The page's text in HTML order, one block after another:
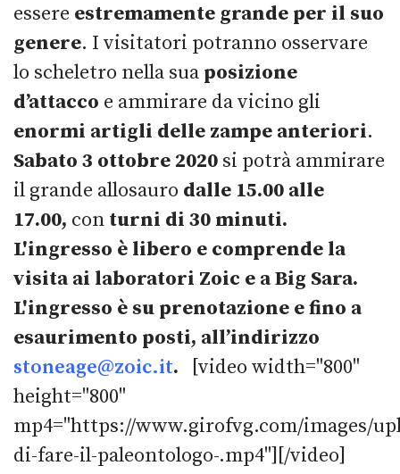
essere estremamente grande per il suo
genere. I visitatori potranno osservare
lo scheletro nella sua posizione
d’attacco e ammirare da vicino gli
enormi artigli delle zampe anteriori.
Sabato 3 ottobre 2020 si potrà ammirare
il grande allosauro dalle 15.00 alle
17.00, con turni di 30 minuti.
L'ingresso è libero e comprende la
visita ai laboratori Zoic e a Big Sara.
L'ingresso è su prenotazione e fino a
esaurimento posti, all’indirizzo
stoneage@zoic.it.
[video width="800"
height="800"
mp4="https://www.girofvg.com/images/
di-fare-il-paleontologo-.mp4"][/video]